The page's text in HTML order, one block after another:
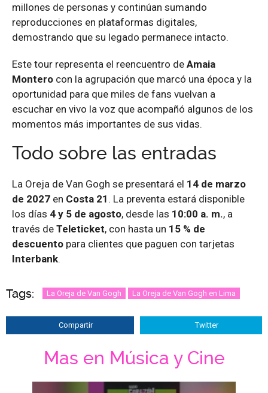
millones de personas y continúan sumando
reproducciones en plataformas digitales,
demostrando que su legado permanece intacto.
Este tour representa el reencuentro de Amaia
Montero con la agrupación que marcó una época y la
oportunidad para que miles de fans vuelvan a
escuchar en vivo la voz que acompañó algunos de los
momentos más importantes de sus vidas.
Todo sobre las entradas
La Oreja de Van Gogh se presentará el 14 de marzo
de 2027 en Costa 21 . La preventa estará disponible
los días 4 y 5 de agosto, desde las 10:00 a. m., a
través de Teleticket, con hasta un 15 % de
descuento para clientes que paguen con tarjetas
Interbank.
Tags: La Oreja de Van Gogh La Oreja de Van Gogh en Lima
Compartir Twitter
Mas en Música y Cine